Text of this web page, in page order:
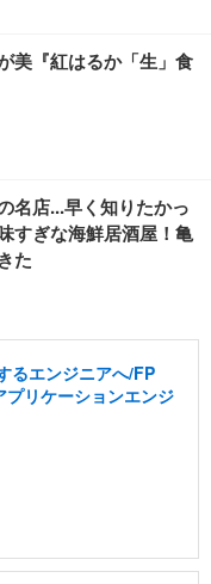
美『紅はるか「生」食
名店...早く知りたかっ
すぎな海鮮居酒屋！亀
た
るエンジニアへ/FP
リケーションエンジ